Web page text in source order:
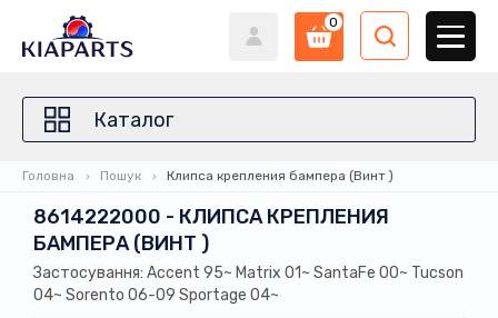
0
Каталог
Головна Пошук Клипса крепления бампера (Винт )
8614222000 - КЛИПСА КРЕПЛЕНИЯ
БАМПЕРА (ВИНТ )
Застосування: Accent 95~ Matrix 01~ SantaFe 00~ Tucson
04~ Sorento 06-09 Sportage 04~